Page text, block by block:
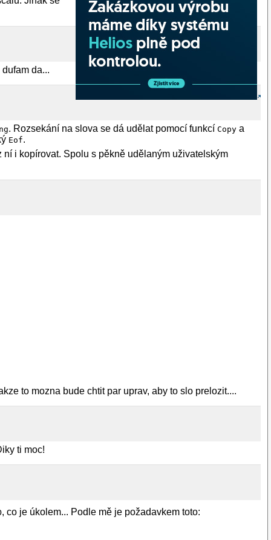
da...
. Rozsekání na slova se dá udělat pomocí funkcíCopy a
Eof.
i kopírovat. Spolu s pěkně udělaným uživatelským
to mozna bude chtit par uprav, aby to slo prelozit....
ti moc!
co je úkolem... Podle mě je požadavkem toto: